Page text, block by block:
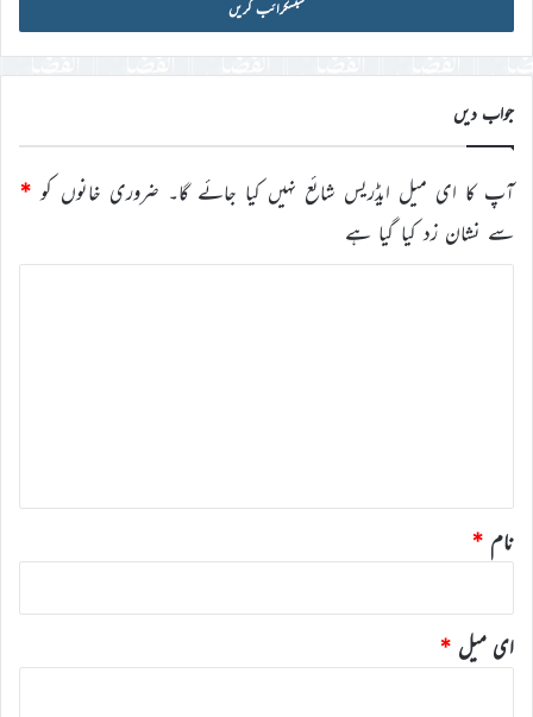
ڈی
درج
کریں
جواب دیں
آپ کا ای میل ایڈریس شائع نہیں کیا جائے گا۔ ضروری خانوں کو *
سے نشان زد کیا گیا ہے
نام *
ای میل *